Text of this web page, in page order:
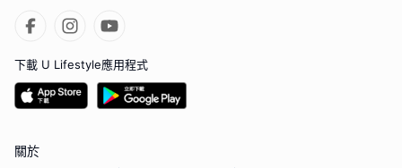
下載 U Lifestyle應用程式
關於